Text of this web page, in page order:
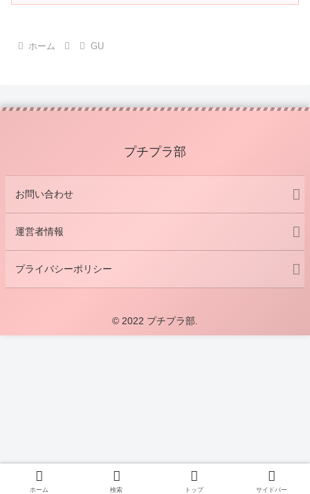
ホーム GU
プチプラ部
お問い合わせ
運営者情報
プライバシーポリシー
© 2022 プチプラ部.
ホーム 検索 トップ サイドバー